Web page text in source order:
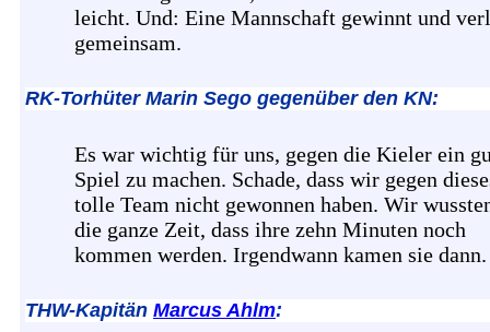
leicht. Und: Eine Mannschaft gewinnt und
gemeinsam.
RK-Torhüter Marin Sego gegenüber den KN:
Es war wichtig für uns, gegen die Kieler ein
Spiel zu machen. Schade, dass wir gegen
tolle Team nicht gewonnen haben. Wir
die ganze Zeit, dass ihre zehn Minuten noch
kommen werden. Irgendwann kamen sie dann.
THW-Kapitän Marcus Ahlm: